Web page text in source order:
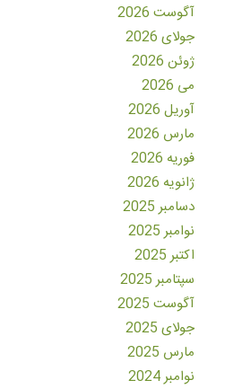
آگوست 2026
جولای 2026
ژوئن 2026
می 2026
آوریل 2026
مارس 2026
فوریه 2026
ژانویه 2026
دسامبر 2025
نوامبر 2025
اکتبر 2025
سپتامبر 2025
آگوست 2025
جولای 2025
مارس 2025
نوامبر 2024